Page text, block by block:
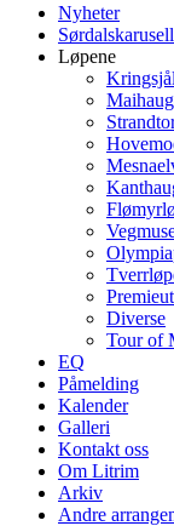
Nyheter
Løpene
Diverse
Tour of
EQ
Påmelding
Kalender
Galleri
Kontakt oss
Om Litrim
Arkiv
Andre